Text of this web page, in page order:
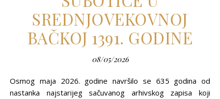
SREDNJOVEKOVNOJ
BAČKOJ 1391. GODINE
08/05/2026
Osmog maja 2026. godine navršilo se 635 godina od
nastanka najstarijeg sačuvanog arhivskog zapisa koji